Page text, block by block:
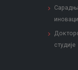
студије